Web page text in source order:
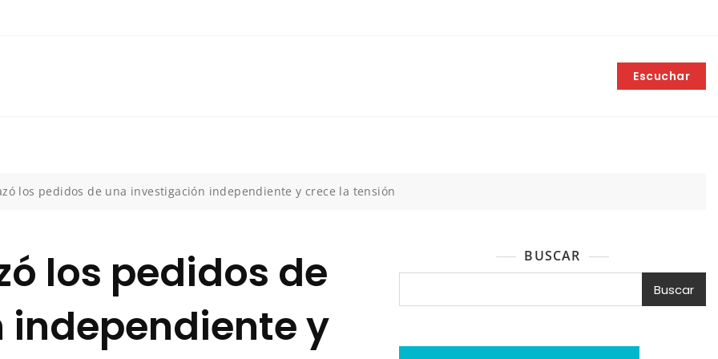
Escuchar
los pedidos de una investigación independiente y crece la tensión
los pedidos de
y
BUSCAR
Buscar